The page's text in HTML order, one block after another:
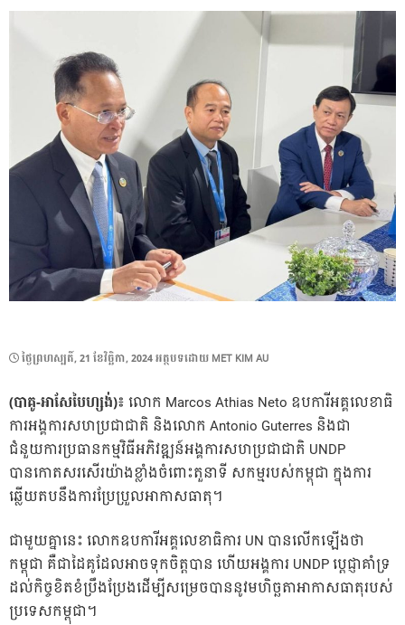
POSTED
ថ្ងៃ​ព្រហស្បតិ៍, 21 ខែ​វិច្ឆិកា, 2024អត្ថបទដោយ MET KIM AU
(បាគូ-អាសែបៃហ្សង់)៖លោក Marcos Athias Neto ឧបការីអគ្គលេខាធិ
ការអង្គការសហប្រជាជាតិ និងលោក Antonio Guterres និងជា
ជំនួយការប្រធានកម្មវិធីអភិវឌ្ឍន៍អង្គការសហប្រជាជាតិ UNDP
បានកោតសរសើរយ៉ាងខ្លាំងចំពោះតួនាទី សកម្មរបស់កម្ពុជា ក្នុងការ
ឆ្លើយតបនឹងការប្រែប្រួលអាកាសធាតុ។
ជាមួយគ្នានេះ លោកឧបការីអគ្គលេខាធិការ UN បានលើកឡើងថា
កម្ពុជា គឺជាដៃគូដែលអាចទុកចិត្តបាន ហើយអង្គការ UNDP ប្តេជ្ញាគាំទ្រ
ដល់កិច្ចខិតខំប្រឹងប្រែងដើម្បីសម្រេចបាននូវមហិច្ឆតាអាកាសធាតុរបស់
ប្រទេសកម្ពុជា។